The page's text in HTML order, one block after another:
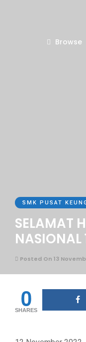
Browse
SMK PUSAT
SELAMAT
NASIONAL
Posted On 13
0
SHARES